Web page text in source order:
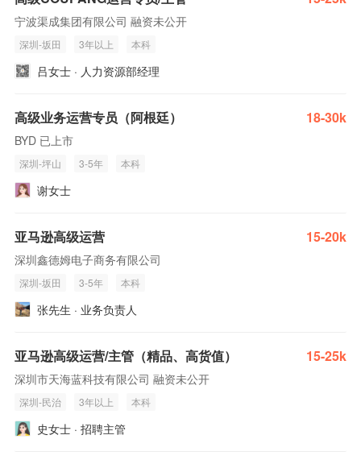
宁波渠成集团有限公司 融资未公开
深圳-坂田 3年以上 本科
吕女士 · 人力资源部经理
高级业务运营专员（阿根廷） 18-30k
BYD 已上市
深圳-坪山 3-5年 本科
谢女士
亚马逊高级运营 15-20k
深圳鑫德姆电子商务有限公司
深圳-坂田 3-5年 本科
张先生 · 业务负责人
亚马逊高级运营/主管（精品、高货值） 15-25k
深圳市天海蓝科技有限公司 融资未公开
深圳-民治 3年以上 本科
史女士 · 招聘主管